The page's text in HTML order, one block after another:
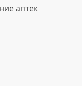
аптек